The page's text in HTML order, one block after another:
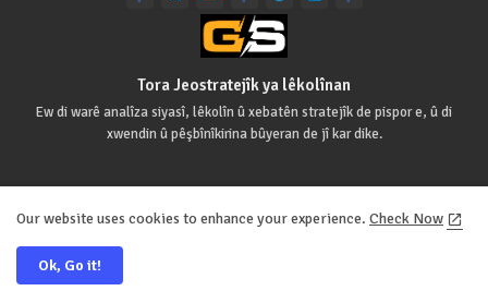
Tora Jeostratejîk ya lêkolînan
Ew di warê analîza siyasî, lêkolîn û xebatên stratejîk de pispor e, û di
xwendin û pêşbînîkirina bûyeran de jî kar dike.
All Right Reserved Copyright Geostrategic Studies Network©
Têkilî Mafên Milkiyetê - DMCA
Our website uses cookies to enhance your experience. Check Now
Ok, Go it!